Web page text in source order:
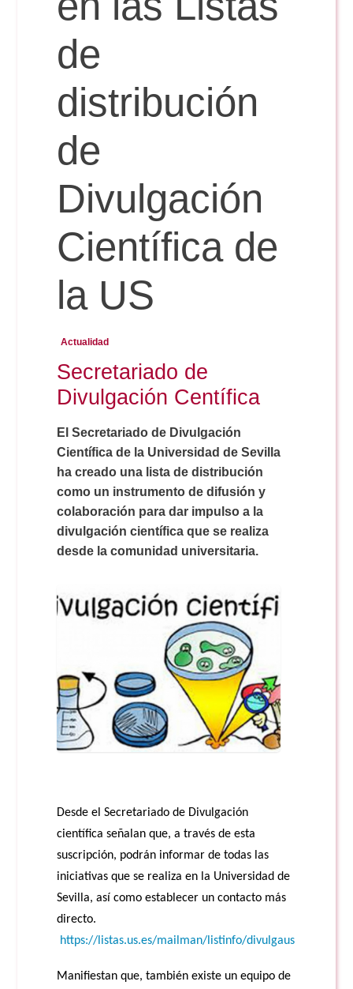
Comunicación Audiovisual
Doble Grado PER/CAV
#YoPractico
Boletines
de
distribución
de
Divulgación
Científica de
la US
Actualidad
Secretariado de
Divulgación Centífica
El Secretariado de Divulgación
Científica de la Universidad de Sevilla
ha creado una lista de distribución
como un instrumento de difusión y
colaboración para dar impulso a la
divulgación científica que se realiza
desde la comunidad universitaria.
Desde el Secretariado de Divulgación
científica señalan que, a través de esta
suscripción, podrán informar de todas las
iniciativas que se realiza en la Universidad de
Sevilla, así como establecer un contacto más
directo.
https://listas.us.es/mailman/listinfo/divulgaus
Manifiestan que, también existe un equipo de